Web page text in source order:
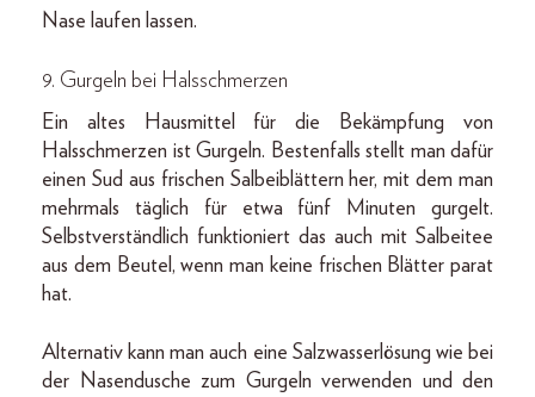
Nase laufen lassen.
9. Gurgeln bei Halsschmerzen
Ein altes Hausmittel für die Bekämpfung von
Halsschmerzen ist Gurgeln. Bestenfalls stellt man dafür
einen Sud aus frischen Salbeiblättern her, mit dem man
mehrmals täglich für etwa fünf Minuten gurgelt.
Selbstverständlich funktioniert das auch mit Salbeitee
aus dem Beutel, wenn man keine frischen Blätter parat
hat.
Alternativ kann man auch eine Salzwasserlösung wie bei
der Nasendusche zum Gurgeln verwenden und den